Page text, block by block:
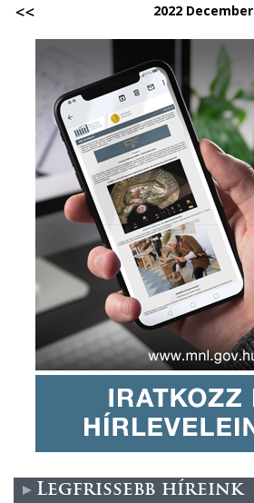
2022 December
Legfrissebb híreink